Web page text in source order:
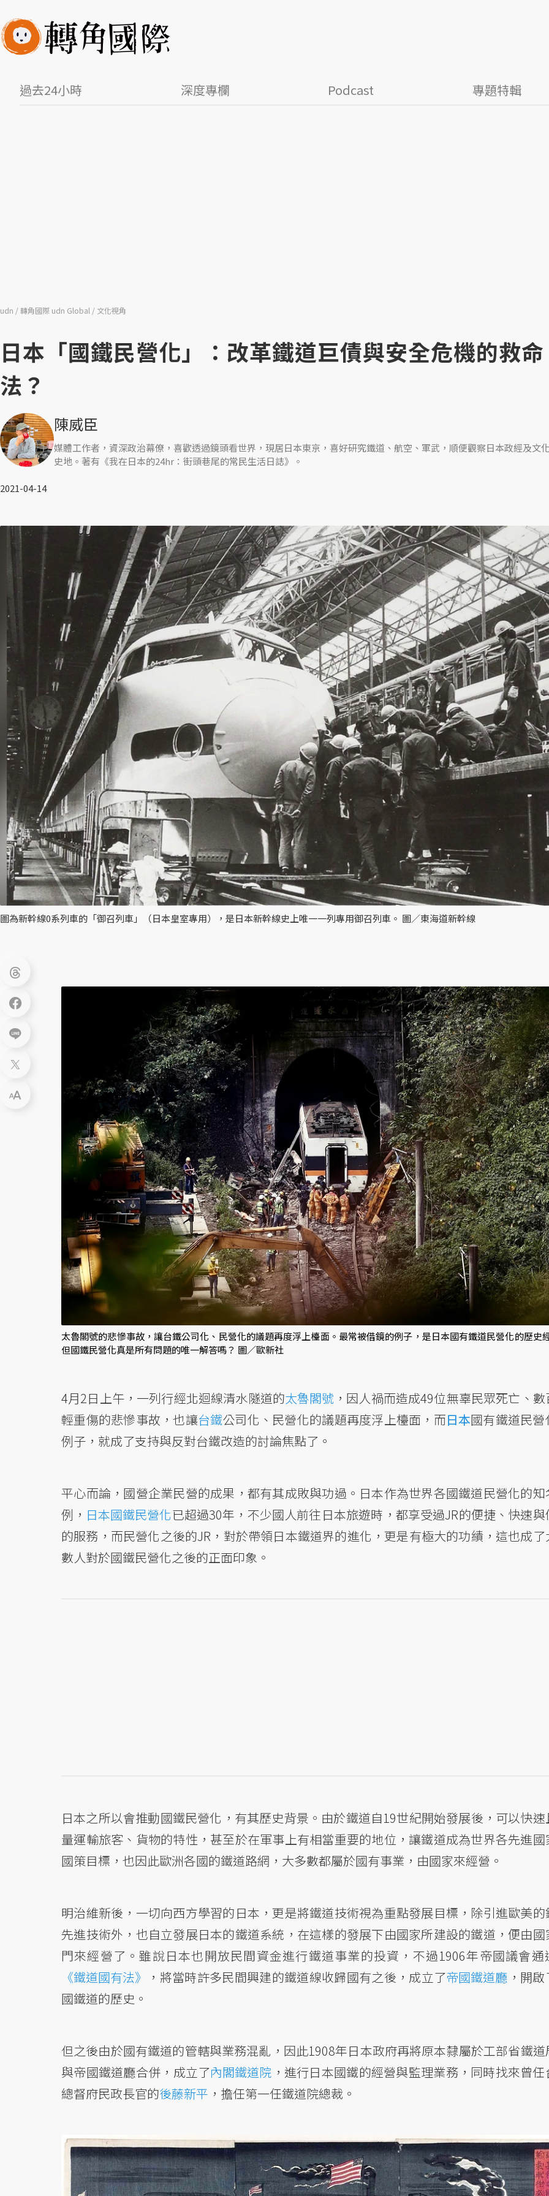
過去24小時 深度專欄 Podcast 專題特輯
udn 轉角國際 udn Global 文化視角
日本「國鐵民營化」：改革鐵道巨債與安全危機的救命
法？
陳威臣
媒體工作者，資深政治幕僚，喜歡透過鏡頭看世界，現居日本東京，喜好研究鐵道、航空、軍武，順便觀察日本政經及文
史地。著有《我在日本的24hr：街頭巷尾的常民生活日誌》。
2021-04-14
圖為新幹線0系列車的「御召列車」（日本皇室專用），是日本新幹線史上唯一一列專用御召列車。 圖／東海道新幹線
太魯閣號的悲慘事故，讓台鐵公司化、民營化的議題再度浮上檯面。最常被借鏡的例子，是日本國有鐵道民營化的歷史
但國鐵民營化真是所有問題的唯一解答嗎？ 圖／歐新社
4月2日上午，一列行經北迴線清水隧道的太魯閣號 ，因人禍而造成49位無辜民眾死亡、
輕重傷的悲慘事故，也讓台鐵公司化、民營化的議題再度浮上檯面，而日本國有鐵道民營
例子，就成了支持與反對台鐵改造的討論焦點了。
平心而論，國營企業民營的成果，都有其成敗與功過。日本作為世界各國鐵道民營化的知
例， 日本國鐵民營化已超過30年，不少國人前往日本旅遊時，都享受過JR的便捷、快速與
的服務，而民營化之後的JR，對於帶領日本鐵道界的進化，更是有極大的功績，這也成了
數人對於國鐵民營化之後的正面印象。
日本之所以會推動國鐵民營化，有其歷史背景。由於鐵道自19世紀開始發展後，可以快速
量運輸旅客、貨物的特性，甚至於在軍事上有相當重要的地位，讓鐵道成為世界各先進國
國策目標，也因此歐洲各國的鐵道路網，大多數都屬於國有事業，由國家來經營。
明治維新後，一切向西方學習的日本，更是將鐵道技術視為重點發展目標，除引進歐美的
先進技術外，也自立發展日本的鐵道系統，在這樣的發展下由國家所建設的鐵道，便由國
門來經營了。雖說日本也開放民間資金進行鐵道事業的投資，不過1906年帝國議會通
《鐵道國有法》
，將當時許多民間興建的鐵道線收歸國有之後，成立了帝國鐵道廳 ，開
國鐵道的歷史。
但之後由於國有鐵道的管轄與業務混亂，因此1908年日本政府再將原本隸屬於工部省鐵道
與帝國鐵道廳合併，成立了內閣鐵道院 ，進行日本國鐵的經營與監理業務，同時找來曾任
總督府民政長官的後藤新平 ，擔任第一任鐵道院總裁。